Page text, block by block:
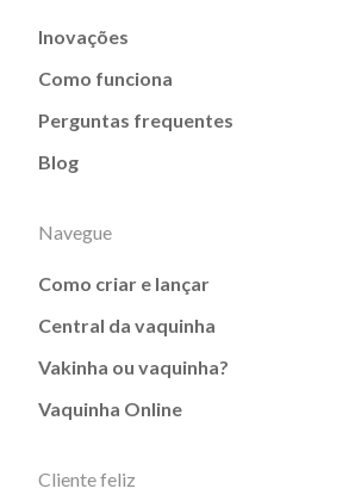
Inovações
Como funciona
Perguntas frequentes
Blog
Navegue
Como criar e lançar
Central da vaquinha
Vakinha ou vaquinha?
Vaquinha Online
Cliente feliz